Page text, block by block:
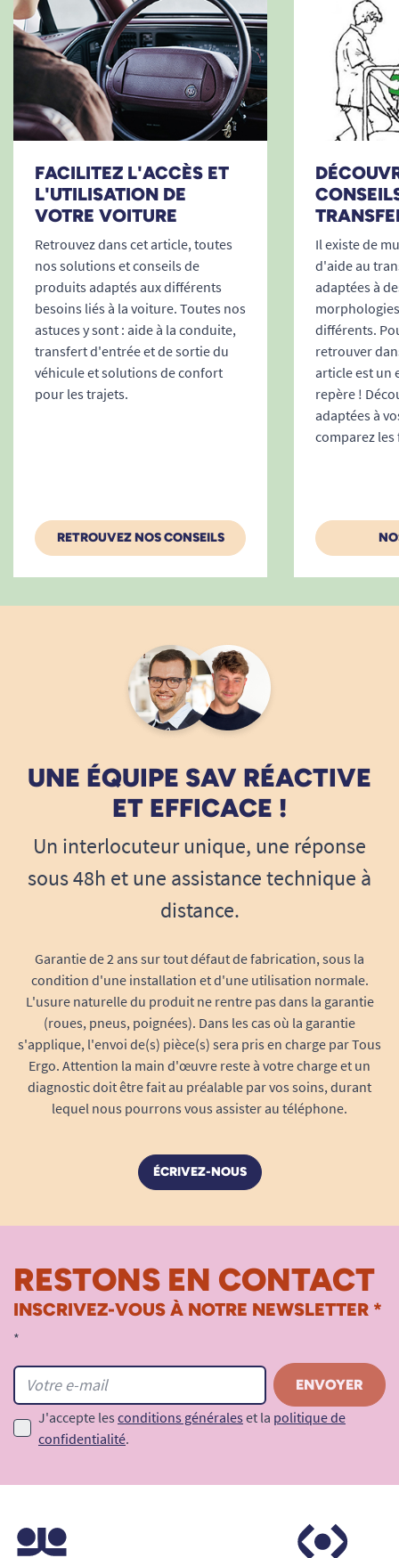
FACILITEZ L'ACCÈS ET
L'UTILISATION DE
VOTRE VOITURE
Retrouvez dans cet article, toutes
nos solutions et conseils de
produits adaptés aux différents
besoins liés à la voiture. Toutes nos
astuces y sont : aide à la conduite,
transfert d'entrée et de sortie du
véhicule et solutions de confort
pour les trajets.
RETROUVEZ NOS CONSEILS
Il existe de
d'aide au
adaptées à
différents.
retrouver
article est un
repère !
adaptées à
comparez
UNE ÉQUIPE SAV RÉACTIVE
ET EFFICACE !
Un interlocuteur unique, une réponse
sous 48h et une assistance technique à
distance.
Garantie de 2 ans sur tout défaut de fabrication, sous la
condition d'une installation et d'une utilisation normale.
L'usure naturelle du produit ne rentre pas dans la garantie
(roues, pneus, poignées). Dans les cas où la garantie
s'applique, l'envoi de(s) pièce(s) sera pris en charge par Tous
Ergo. Attention la main d'œuvre reste à votre charge et un
diagnostic doit être fait au préalable par vos soins, durant
lequel nous pourrons vous assister au téléphone.
ÉCRIVEZ-NOUS
RESTONS EN CONTACT
INSCRIVEZ-VOUS À NOTRE NEWSLETTER *
*
J'accepte les conditions générales et la politique de
confidentialité.